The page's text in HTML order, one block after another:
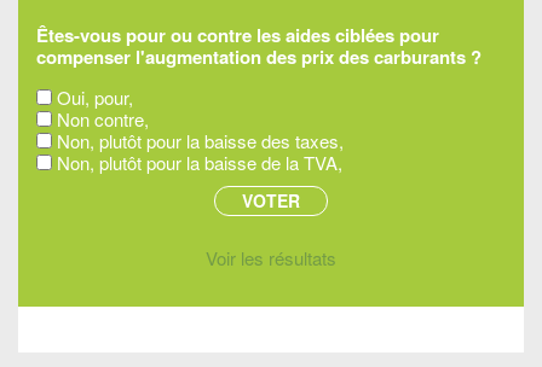
Êtes-vous pour ou contre les aides ciblées pour
compenser l'augmentation des prix des carburants ?
Oui, pour,
Non contre,
Non, plutôt pour la baisse des taxes,
Non, plutôt pour la baisse de la TVA,
Voir les résultats